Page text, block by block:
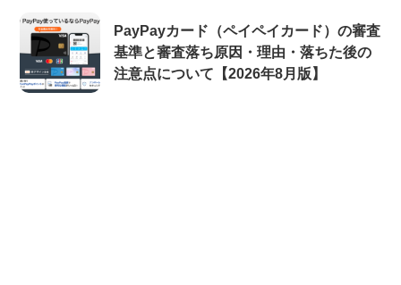
PayPayカード（ペイペイカード）の審査
基準と審査落ち原因・理由・落ちた後の
注意点について【2026年8月版】